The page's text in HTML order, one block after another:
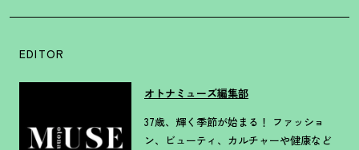
EDITOR
オトナミューズ編集部
37歳、輝く季節が始まる！ ファッショ
ン、ビューティ、カルチャーや健康など